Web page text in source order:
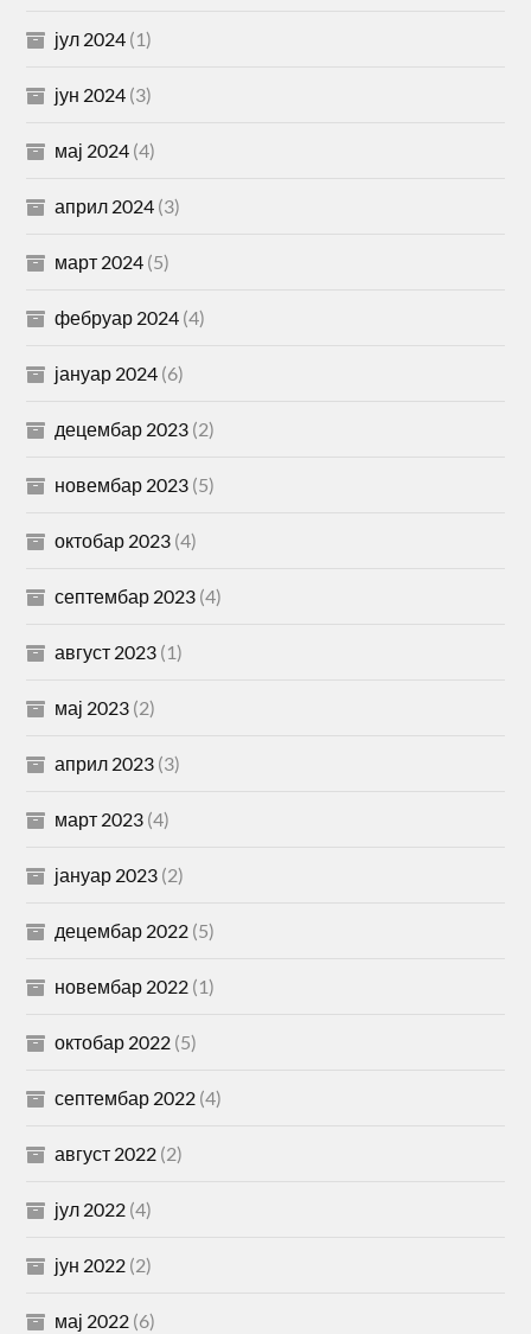
јул 2024 (1)
јун 2024 (3)
мај 2024 (4)
април 2024 (3)
март 2024 (5)
фебруар 2024 (4)
јануар 2024 (6)
децембар 2023 (2)
новембар 2023 (5)
октобар 2023 (4)
септембар 2023 (4)
август 2023 (1)
мај 2023 (2)
април 2023 (3)
март 2023 (4)
јануар 2023 (2)
децембар 2022 (5)
новембар 2022 (1)
октобар 2022 (5)
септембар 2022 (4)
август 2022 (2)
јул 2022 (4)
јун 2022 (2)
мај 2022 (6)